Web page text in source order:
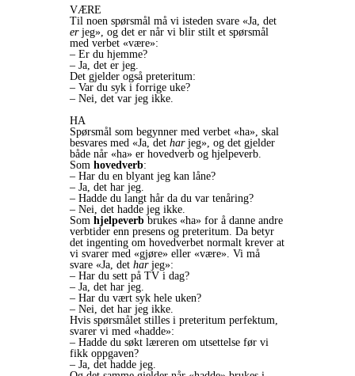
VÆRE
Til noen spørsmål må vi isteden svare «Ja, det
erjeg», og det er når vi blir stilt et spørsmål
med verbet «være»:
– Er du hjemme?
– Ja, det er jeg.
Det gjelder også preteritum:
– Var du syk i forrige uke?
– Nei, det var jeg ikke.
HA
Spørsmål som begynner med verbet «ha», skal
besvares med «Ja, det harjeg», og det gjelder
både når «ha» er hovedverb og hjelpeverb.
Som hovedverb:
– Har du en blyant jeg kan låne?
– Ja, det har jeg.
– Hadde du langt hår da du var tenåring?
– Nei, det hadde jeg ikke.
Som hjelpeverb brukes «ha» for å danne andre
verbtider enn presens og preteritum. Da betyr
det ingenting om hovedverbet normalt krever at
vi svarer med «gjøre» eller «være». Vi må
svare «Ja, det harjeg»:
– Har du sett på TV i dag?
– Ja, det har jeg.
– Har du vært syk hele uken?
– Nei, det har jeg ikke.
Hvis spørsmålet stilles i preteritum perfektum,
svarer vi med «hadde»:
– Hadde du søkt læreren om utsettelse før vi
fikk oppgaven?
– Ja, det hadde jeg.